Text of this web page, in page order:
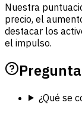
Nuestra
precio, el
destacar los
el impulso.
¿Qué se